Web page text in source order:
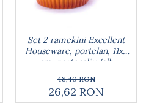
Set 2 ramekini Excellent
Houseware, portelan, 11x5
cm, portocaliu/alb
48,40 RON
26,62 RON